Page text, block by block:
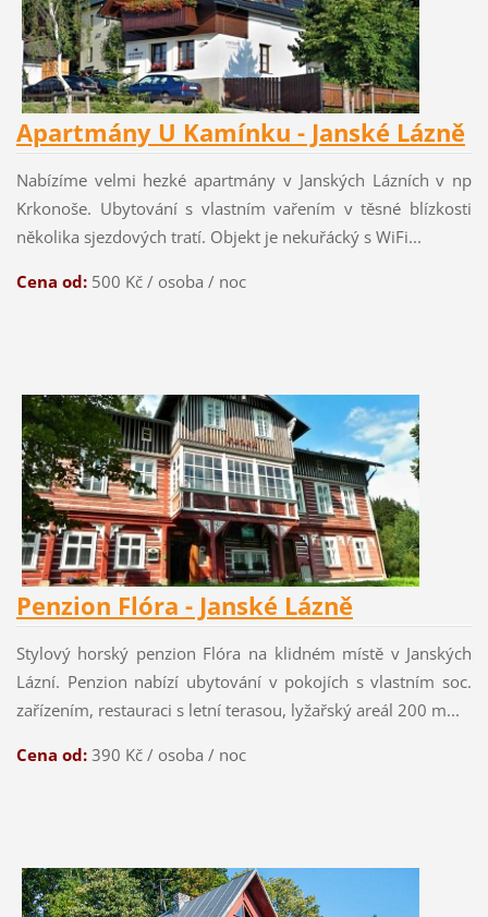
Apartmány U Kamínku - Janské Lázně
Nabízíme velmi hezké apartmány v Janských Lázních v np
Krkonoše. Ubytování s vlastním vařením v těsné blízkosti
několika sjezdových tratí. Objekt je nekuřácký s WiFi...
Cena od: 500 Kč / osoba / noc
Penzion Flóra - Janské Lázně
Stylový horský penzion Flóra na klidném místě v Janských
Lázní. Penzion nabízí ubytování v pokojích s vlastním soc.
zařízením, restauraci s letní terasou, lyžařský areál 200 m...
Cena od:390 Kč / osoba / noc